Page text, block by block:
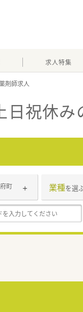
求人特集
日祝休み
町 業種を選